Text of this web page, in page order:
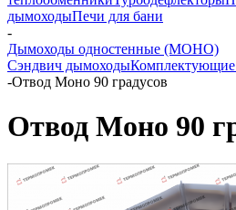
дымоходыПечи для бани
-
Дымоходы одностенные (МОНО)
Сэндвич дымоходыКомплектующие
-Отвод Моно 90 градусов
Отвод Моно 90